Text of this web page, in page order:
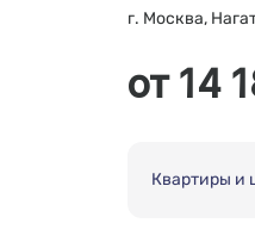
г. Москва,
от 14
Квартиры и